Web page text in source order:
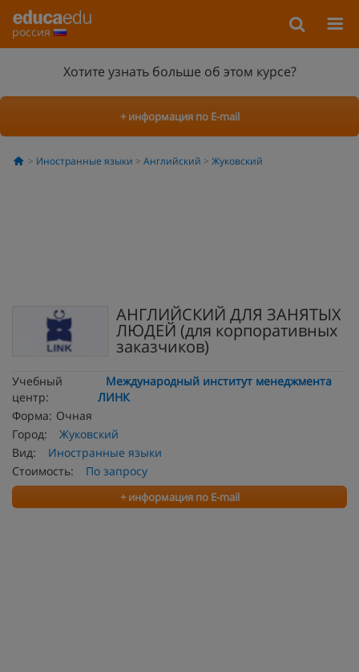
россия
Хотите узнать больше об этом курсе?
+ информация по E-mail
Иностранные языки Английский Жуковский
АНГЛИЙСКИЙ ДЛЯ ЗАНЯТЫХ
ЛЮДЕЙ (для корпоративных
заказчиков)
Учебный
центр:
Международный институт менеджмента
ЛИНК
Форма: Очная
Город:
Жуковский
Вид:
Иностранные языки
Стоимость:
По запросу
+ информация по E-mail